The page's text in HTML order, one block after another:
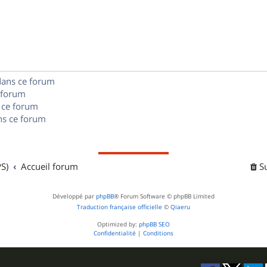
e
ce forum
forum
ce forum
Accueil forum
Développé par phpBB® Forum Software © phpBB Limited
Traduction française officielle © Qiaeru
Optimized by: phpBB SEO
Confidentialité | Conditions